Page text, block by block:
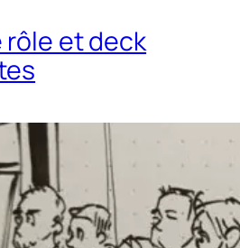
rôle et deck